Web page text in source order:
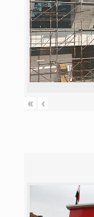
« ‹